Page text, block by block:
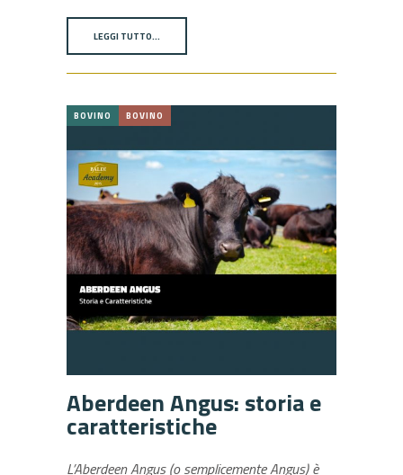
LEGGI TUTTO…
BOVINO BOVINO
Aberdeen Angus: storia e
caratteristiche
L’Aberdeen Angus (o semplicemente Angus) è